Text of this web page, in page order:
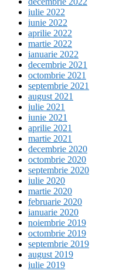
iulie 2022
iunie 2022
aprilie 2022
martie 2022
ianuarie 2022
decembrie 2021
octombrie 2021
septembrie 2021
august 2021
iulie 2021
iunie 2021
aprilie 2021
martie 2021
decembrie 2020
octombrie 2020
septembrie 2020
iulie 2020
martie 2020
februarie 2020
ianuarie 2020
noiembrie 2019
octombrie 2019
septembrie 2019
august 2019
iulie 2019